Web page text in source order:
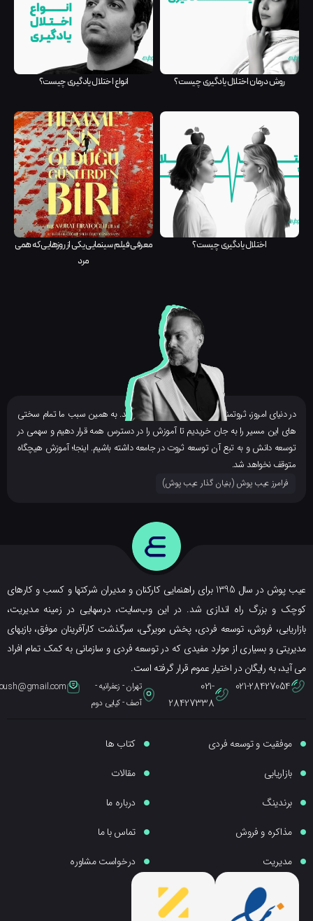
روش درمان اختلال یادگیری چیست؟ انواع اختلال یادگیری چیست؟
اختلال یادگیری چیست؟
معرفی فیلم سینمایی یکی از روزهایی که همی
دنیای امروز، ثروتمندان بزرگ، همه دانشمند هستند. به همین سبب ما تمام سختی
این مسیر را به جان خریدیم تا آموزش را در دسترس همه قرار دهیم و سهمی در
دانش و به تبع آن توسعه ثروت در جامعه داشته باشیم. اینجا؛ آموزش هیچگاه
نخواهد شد.
فرامرز عیب پوش (بنیان گذار عیب پوش​)
عیب پوش در سال 1395 برای راهنمایی کارکنان و مدیران شرکتها و کسب و کارهای
و بزرگ راه اندازی شد. در این وب‌سایت، درسهایی در زمینه مدیریت،
فروش، توسعه فردی، پخش مویرگی، سرگذشت کارآفرینان موفق، بازیهای
و بسیاری از موارد مفیدی که در توسعه فردی و سازمانی به کمک تمام افراد
به رایگان در اختیار عموم قرار گرفته است.
021-28427054
021-
28427338
تهران - زعفرانیه -
آصف - کیایی دوم
eybpoush@gmail.com
موفقیت و توسعه فردی
بازاریابی
برندینگ
مذاکره و فروش
مدیریت
کتاب ها
مقالات
درباره ما
تماس با ما
درخواست مشاوره